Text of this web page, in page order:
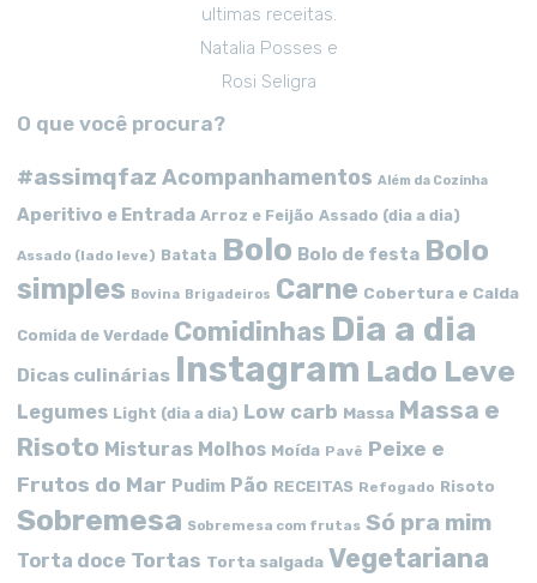
ultimas receitas.
Natalia Posses e
Rosi Seligra
O que você procura?
#assimqfaz Acompanhamentos Além da Cozinha
Aperitivo e Entrada Arroz e Feijão Assado (dia a dia)
Assado (lado leve) Batata Bolo Bolo de festa Bolo
simples Bovina Brigadeiros Carne Cobertura e Calda
Comida de Verdade Comidinhas Dia a dia
Dicas culinárias Instagram Lado Leve
Legumes Light (dia a dia) Low carb Massa Massa e
Risoto Misturas Molhos Moída Pavê Peixe e
Frutos do Mar Pudim Pão RECEITAS Refogado Risoto
Sobremesa Sobremesa com frutas Só pra mim
Torta doce Tortas Torta salgada Vegetariana